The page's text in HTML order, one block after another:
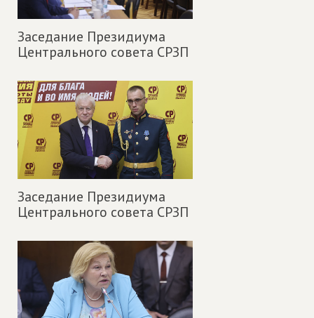
Заседание Президиума
Центрального совета СРЗП
Заседание Президиума
Центрального совета СРЗП